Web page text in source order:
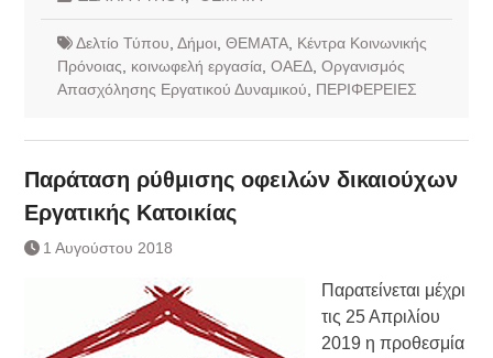
Δελτίο Τύπου Δήμοι, ΘΕΜΑΤΑ, Κέντρα Κοινωνικής
Πρόνοιας
κοινωφελή εργασία, ΟΑΕΔ, Οργανισμός
Απασχόλησης Εργατικού Δυναμικού
ΠΕΡΙΦΕΡΕΙΕΣ
Παράταση ρύθμισης οφειλών δικαιούχων
Εργατικής Κατοικίας
1 Αυγούστου 2018
Παρατείνεται μέχρι
τις 25 Απριλίου
2019 η προθεσμία